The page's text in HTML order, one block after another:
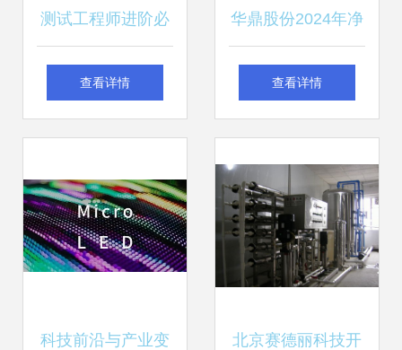
测试工程师进阶必
读 深入计算机软硬
书目指南
查看详情
华鼎股份2024年净
利润飙升
酬总额784.47万元
小幅增长3.46%
查看详情
科技前沿与产业变 北京赛德丽科技开